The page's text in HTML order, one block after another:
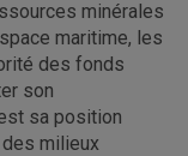
minérales
maritime, les
des fonds
son
sa position
milieux